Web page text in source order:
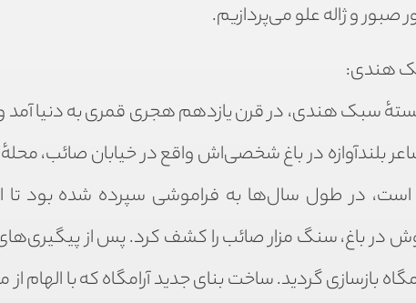
صبور و ژاله علو می‌پردازیم.
هندی:
بلندآوازه در باغ شخصی‌اش واقع در خیابان صائب،
در باغ، سنگ مزار صائب را کشف کرد. پس از
بازسازی گردید. ساخت بنای جدید آرامگاه که با